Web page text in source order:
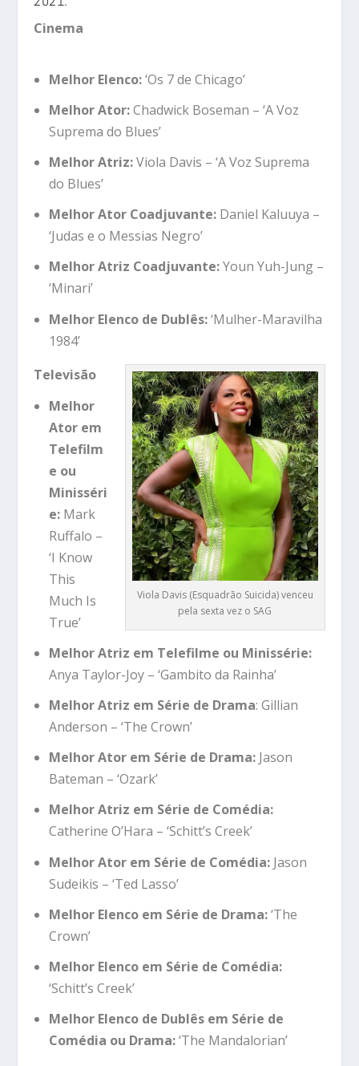
Cinema
Melhor Elenco:‘Os 7 de Chicago’
Melhor Ator:Chadwick Boseman – ‘A Voz
Suprema do Blues’
Melhor Atriz:Viola Davis – ‘A Voz Suprema
do Blues’
Melhor Ator Coadjuvante:Daniel Kaluuya –
‘Judas e o Messias Negro’
Melhor Atriz Coadjuvante:Youn Yuh-Jung –
‘Minari’
Melhor Elenco de Dublês:‘Mulher-Maravilha
1984’
Viola Davis (Esquadrão Suicida) venceu
pela sexta vez o SAG
Televisão
Melhor
Ator em
Telefilm
e ou
Minisséri
e:Mark
Ruffalo –
‘I Know
This
Much Is
True’
Melhor Atriz em Telefilme ou Minissérie:
Anya Taylor-Joy – ‘Gambito da Rainha’
Melhor Atriz em Série de Drama: Gillian
Anderson – ‘The Crown’
Melhor Ator em Série de Drama:Jason
Bateman – ‘Ozark’
Melhor Atriz em Série de Comédia:
Catherine O’Hara – ‘Schitt’s Creek’
Melhor Ator em Série de Comédia:Jason
Sudeikis – ‘Ted Lasso’
Melhor Elenco em Série de Drama:‘The
Crown’
Melhor Elenco em Série de Comédia:
‘Schitt’s Creek’
Melhor Elenco de Dublês em Série de
Comédia ou Drama:‘The Mandalorian’